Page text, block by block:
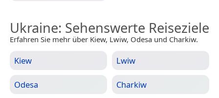
Ukraine: Sehenswerte Reiseziele
Erfahren Sie mehr über Kiew, Lwiw, Odesa und Charkiw.
Kiew Lwiw
Odesa Charkiw